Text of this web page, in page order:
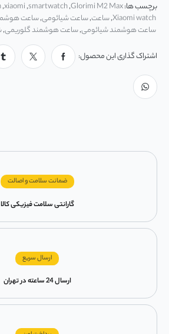
برچسب ها:Glorimi M2 Max
,
smartwatch
,
xiaomi
,
Xiaomi watch
,ساعت,ساعت شیائومی,ساعت
ساعت هوشمند شیائومی,ساعت هوشمند گلوریمی,
اشتراک گذاری این محصول:
ضمانت سلامت و اصالت
گارانتی سلامت فیزیکی کالا
ارسال سریع
ارسال 24 ساعته در تهران